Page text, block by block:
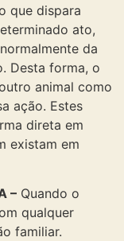
que dispara
ato,
da
Desta forma, o
animal como
ação. Estes
direta em
existam em
– Quando o
qualquer
familiar.